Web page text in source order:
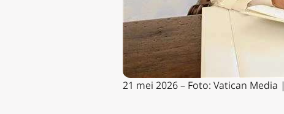
21 mei 2026 – Foto: Vatican Media |